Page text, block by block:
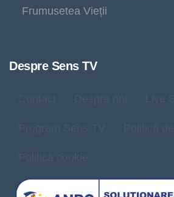
Frumusetea Vieții
Despre Sens TV